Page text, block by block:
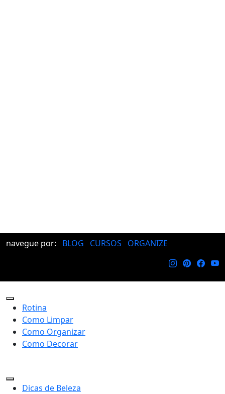
navegue por: BLOG CURSOS ORGANIZE
Rotina
Como Limpar
Como Organizar
Como Decorar
Dicas de Beleza